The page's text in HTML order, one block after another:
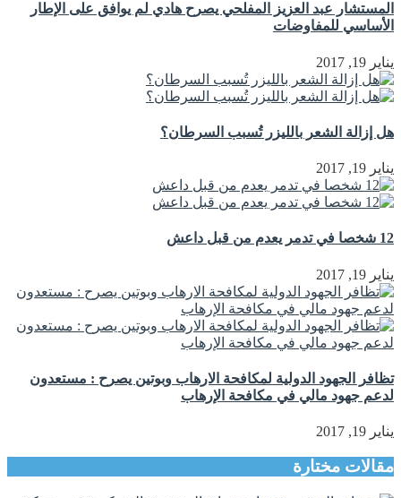
المستشار عبد العزيز المفلحي يصرح هادي لم يوافق على الإطار
الأساسي للمفاوضات
يناير 19, 2017
هل إزالة الشعر بالليزر تُسبب السرطان؟
يناير 19, 2017
12 شخصا في تدمر يعدم من قبل داعش
يناير 19, 2017
تظافر الجهود الدولية لمكافحة الارهاب وبوتين يصرح : مستعدون
لدعم جهود مالي في مكافحة الإرهاب
يناير 19, 2017
مقالات مختارة